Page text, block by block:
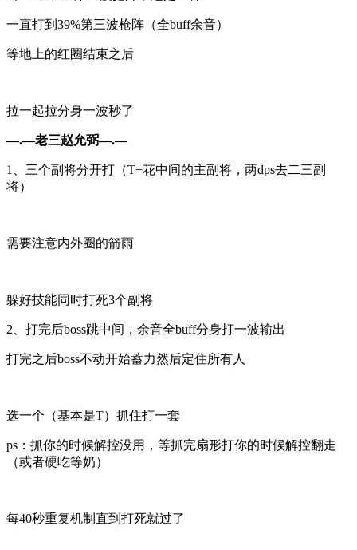
一直打到39%第三波枪阵（全buff余音）
等地上的红圈结束之后
拉一起拉分身一波秒了
—.—老三赵允弼—.—
1、三个副将分开打（T+花中间的主副将，两dps去二三副
将）
需要注意内外圈的箭雨
躲好技能同时打死3个副将
2、打完后boss跳中间，余音全buff分身打一波输出
打完之后boss不动开始蓄力然后定住所有人
选一个（基本是T）抓住打一套
ps：抓你的时候解控没用，等抓完扇形打你的时候解控翻走
（或者硬吃等奶）
每40秒重复机制直到打死就过了